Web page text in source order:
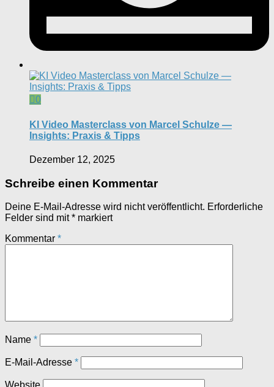
0
KI Video Masterclass von Marcel Schulze —
Insights: Praxis & Tipps
Dezember 12, 2025
Schreibe einen Kommentar
Deine E-Mail-Adresse wird nicht veröffentlicht. Erforderliche
Felder sind mit* markiert
Kommentar *
Name *
E-Mail-Adresse *